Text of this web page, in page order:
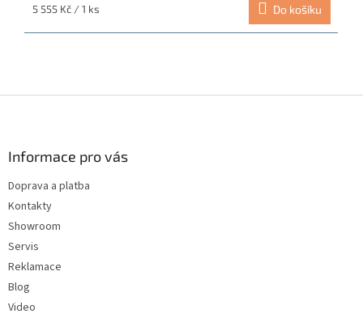
Měrná
5 555 Kč / 1 ks Do košíku
Informace pro vás
Doprava a platba
Kontakty
Showroom
Servis
Reklamace
Blog
Video